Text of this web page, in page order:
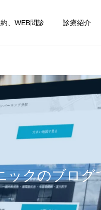
、WEB問診 診療紹介
ックのブログ